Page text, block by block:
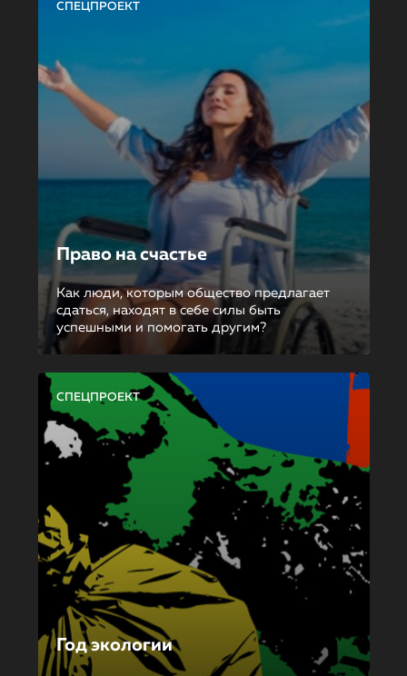
СПЕЦПРОЕКТ
Право на счастье
Как люди, которым общество предлагает
сдаться, находят в себе силы быть
успешными и помогать другим?
СПЕЦПРОЕКТ
Год экологии